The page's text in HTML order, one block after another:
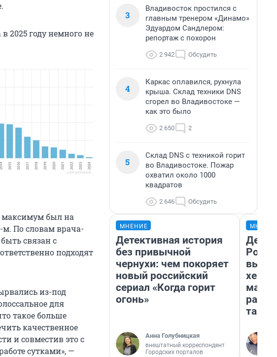
в 2025 году немного не
максимум был на
м. По словам врача-
связан с
подходят
из-под
для
такое больше
качественное
и совместив это с
сутками», —
3
Владивосток простился с
главным тренером «Динамо»
Эдуардом Сандлером:
репортаж с похорон
2 942 Обсудить
4
Каркас оплавился, рухнула
крыша. Склад техники DNS
сгорел во Владивостоке —
как это было
2 650 2
5
Склад DNS с техникой горит
во Владивостоке. Пожар
охватил около 1000
квадратов
2 646 Обсудить
МНЕНИЕ
Детективная история
без привычной
чернухи: чем покоряет
новый российский
сериал «Когда горит
огонь»
Анна Голубницкая
внештатный корреспондент
Городских порталов
Дело
так